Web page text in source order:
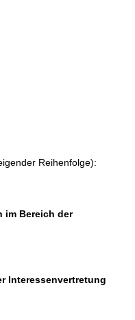
Reihenfolge):
im Bereich der
Interessenvertretung